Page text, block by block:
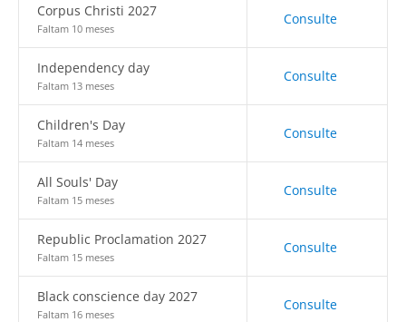
Corpus Christi 2027
Faltam 10 meses
Consulte
Independency day
Faltam 13 meses
Consulte
Children's Day
Faltam 14 meses
Consulte
All Souls' Day
Faltam 15 meses
Consulte
Republic Proclamation 2027
Faltam 15 meses
Consulte
Black conscience day 2027
Faltam 16 meses
Consulte